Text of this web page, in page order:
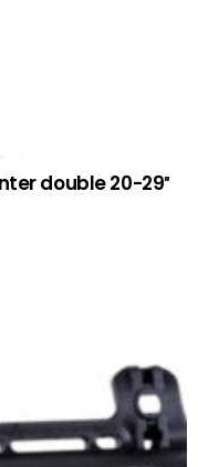
double 20-29″